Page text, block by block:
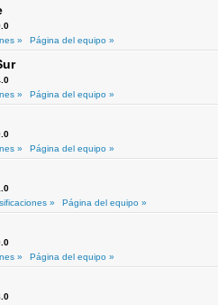
»
Página del equipo »
»
Página del equipo »
»
Página del equipo »
»
Página del equipo »
»
Página del equipo »